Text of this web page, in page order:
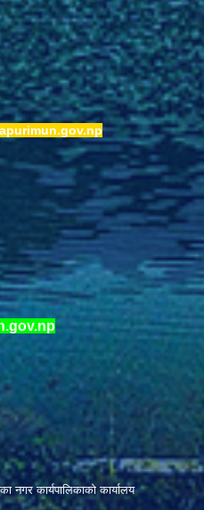
नगर कार्यपालिकाको कार्यालय